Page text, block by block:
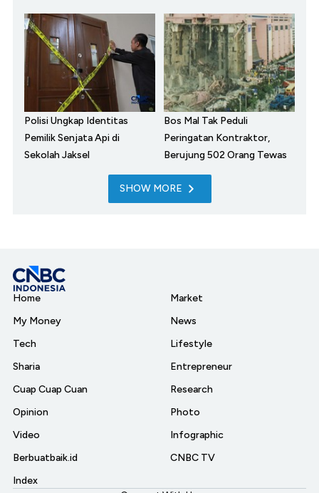
Polisi Ungkap Identitas
Pemilik Senjata Api di
Sekolah Jaksel
Bos Mal Tak Peduli
Peringatan Kontraktor,
Berujung 502 Orang Tewas
SHOW MORE
Home
My Money
Tech
Sharia
Cuap Cuap Cuan
Opinion
Video
Berbuatbaik.id
Index
Market
News
Lifestyle
Entrepreneur
Research
Photo
Infographic
CNBC TV